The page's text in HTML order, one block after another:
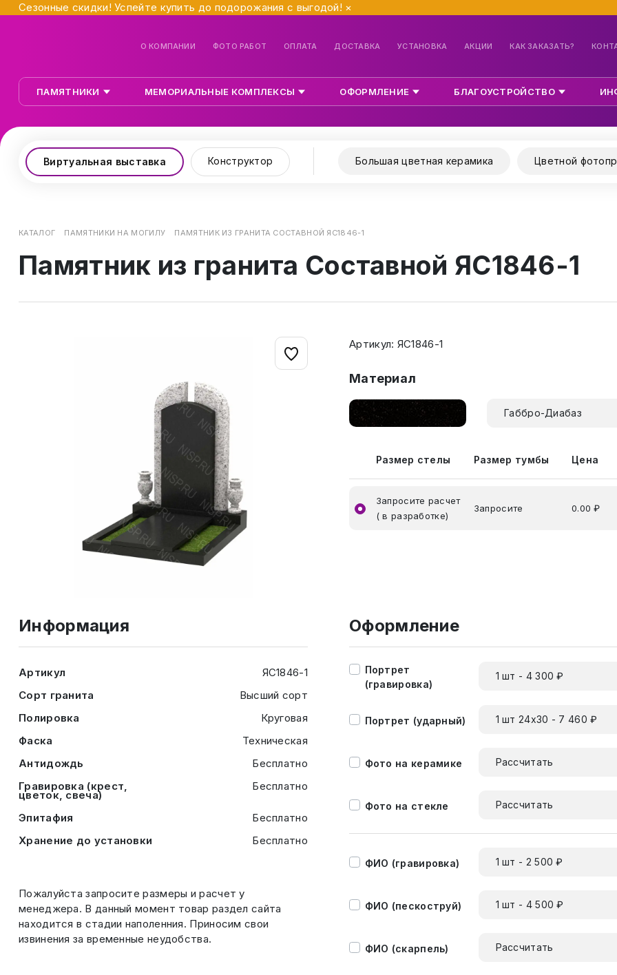
Сезонные скидки! Успейте купить до подорожания с выгодой! ×
О КОМПАНИИ ФОТО РАБОТ ОПЛАТА ДОСТАВКА УСТАНОВКА АКЦИИ КАК ЗАКАЗАТЬ?
ПАМЯТНИКИ МЕМОРИАЛЬНЫЕ КОМПЛЕКСЫ ОФОРМЛЕНИЕ БЛАГОУСТРОЙСТВО
Виртуальная выставка Конструктор Большая цветная керамика Цветной
КАТАЛОГ ПАМЯТНИКИ НА МОГИЛУ ПАМЯТНИК ИЗ ГРАНИТА СОСТАВНОЙ ЯС1846-1
Памятник из гранита Составной ЯС1846-1
Артикул: ЯС1846-1
Материал
Габбро-Диабаз
Размер стелы Размер тумбы Цена
Запросите расчет
( в разработке)
Запросите 0.00 ₽
Информация
Артикул
ЯС1846-1
Сорт гранита
Высший сорт
Полировка
Круговая
Фаска
Техническая
Антидождь
Бесплатно
Гравировка (крест,
цветок, свеча)
Бесплатно
Эпитафия
Бесплатно
Хранение до установки
Бесплатно
Пожалуйста запросите размеры и расчет у
менеджера. В данный момент товар раздел сайта
находится в стадии наполенния. Приносим свои
извинения за временные неудобства.
Оформление
Портрет
(гравировка)
1 шт - 4 300 ₽
Портрет (ударный) 1 шт 24х30 - 7 460 ₽
Фото на керамике Рассчитать
Фото на стекле Рассчитать
ФИО (гравировка) 1 шт - 2 500 ₽
ФИО (пескоструй) 1 шт - 4 500 ₽
ФИО (скарпель) Рассчитать